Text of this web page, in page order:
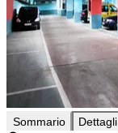
Sommario Dettagli